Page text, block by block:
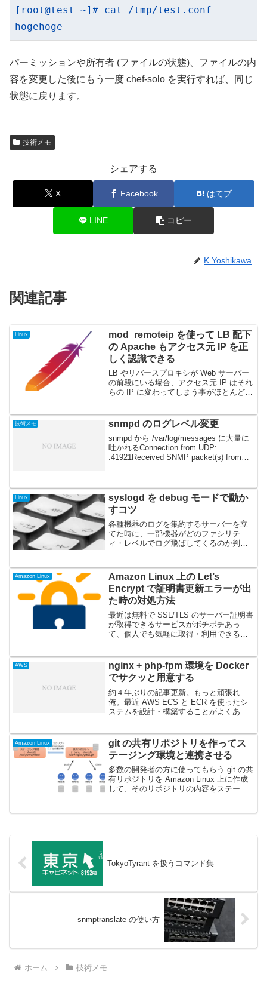
[root@test
~]# cat
/tmp/test.conf
hogehoge
パーミッションや所有者 (ファイルの状態)、ファイルの内
容を変更した後にもう一度 chef-solo を実行すれば、同じ
状態に戻ります。
技術メモ
シェアする
X Facebook はてブ
LINE コピー
K.Yoshikawa
関連記事
Linux
mod_remoteip を使って LB 配下
の Apache もアクセス元 IP を正
しく認識できる
LB やリバースプロキシが Web サーバー
の前段にいる場合、アクセス元 IP はそれ
らの IP に変わってしまう事がほとんどだ
セス元 IP が記録されない...
技術メモ snmpd のログレベル変更
snmpd から /var/log/messages に大量に
吐かれるConnection from UDP:
:41921Received SNMP packet(s) from
Linux
syslogd を debug モードで動か
すコツ
各種機器のログを集約するサーバーを立
てた時に、一部機器がどのファシリテ
ィ・レベルでログ飛ばしてくるのか判ら
した時のメモ。環境は RHEL 5.9 ( sy...
Amazon Linux
Amazon Linux 上の Let’s
Encrypt で証明書更新エラーが出
た時の対処方法
最近は無料で SSL/TLS のサーバー証明書
が取得できるサービスがボチボチあっ
て、個人でも気軽に取得・利用できるよ
のよしかわです。このブログ でも、Let's
Enc...
AWS
nginx + php-fpm 環境を Docker
でサクッと用意する
約４年ぶりの記事更新。もっと頑張れ
俺。最近 AWS ECS と ECR を使ったシ
ステムを設計・構築することがよくあ
て例を探してくるの飽きてきたのでメモ
として残しておく...
Amazon Linux
git の共有リポジトリを作ってス
テージング環境と連携させる
多数の開発者の方に使ってもらう git の共
有リポジトリを Amazon Linux 上に作成
して、そのリポジトリの内容をステージ
TokyoTyrant を扱うコマンド集
snmptranslate の使い方
ホーム 技術メモ